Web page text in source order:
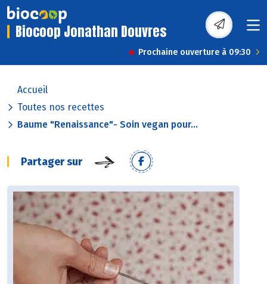
Biocoop Jonathan Douvres
Prochaine ouverture à 09:30
Accueil
Toutes nos recettes
Baume "Renaissance"- Soin vegan pour...
Partager sur